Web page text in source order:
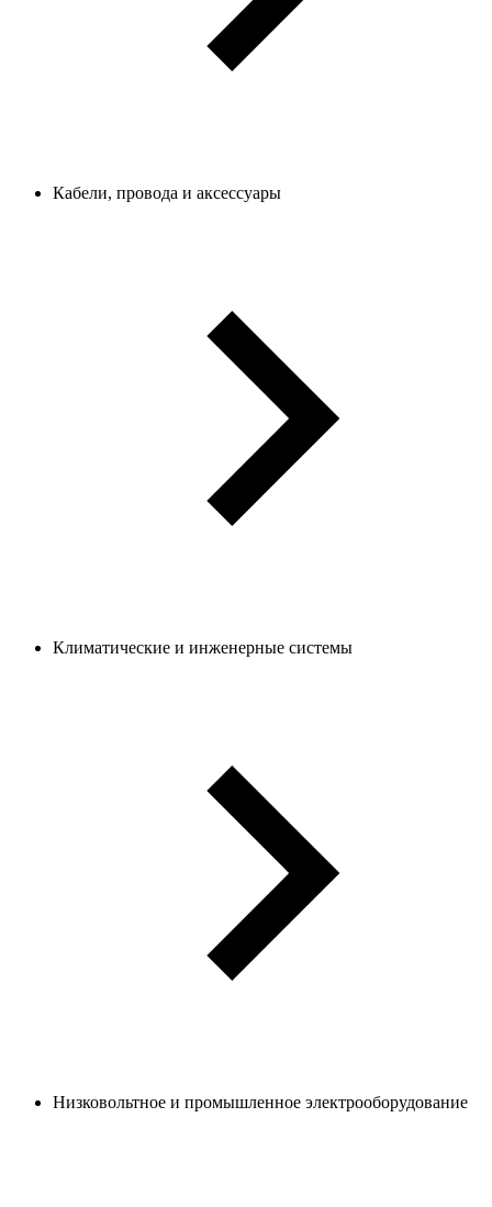
Кабели, провода и аксессуары
Климатические и инженерные системы
Низковольтное и промышленное электрооборудование